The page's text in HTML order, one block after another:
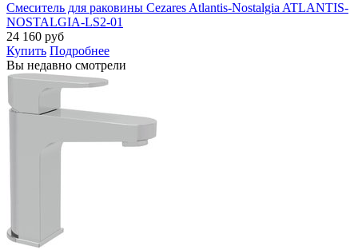
Смеситель для раковины Cezares Atlantis-Nostalgia ATLANTIS-
NOSTALGIA-LS2-01
24 160 руб
Купить Подробнее
Вы недавно смотрели